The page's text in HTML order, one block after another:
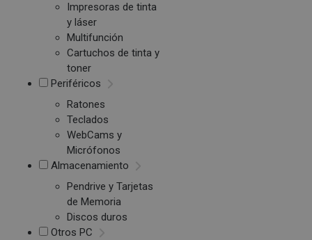
Impresoras de tinta
y láser
Multifunción
Cartuchos de tinta y
toner
Periféricos
Ratones
Teclados
WebCams y
Micrófonos
Almacenamiento
Pendrive y Tarjetas
de Memoria
Discos duros
Otros PC